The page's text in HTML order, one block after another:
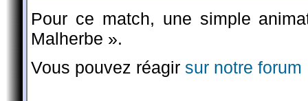
Pour ce match, une simple
Malherbe ».
Vous pouvez réagir sur notre forum